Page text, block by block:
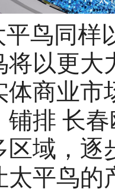
鸟同样
将以更大
体商业
铺排 长
区域，
太平鸟的